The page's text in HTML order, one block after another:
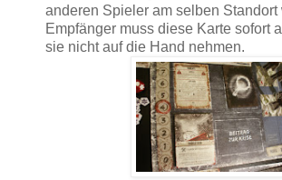
anderen Spieler am selben
Empfänger muss diese Karte sofort
sie nicht auf die Hand nehmen.